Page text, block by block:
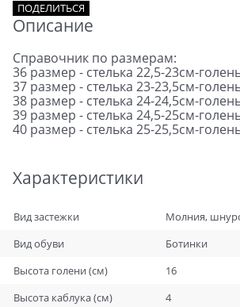
ПОДЕЛИТЬСЯ
Описание
Справочник по размерам:
36 размер - стелька 22,5-23см-
37 размер - стелька 23-23,5см-
38 размер - стелька 24-24,5см-
39 размер - стелька 24,5-25см-
40 размер - стелька 25-25,5см-
Характеристики
Вид застежки
Молния,
Вид обуви
Ботинки
Высота голени (см)
16
Высота каблука (см)
4